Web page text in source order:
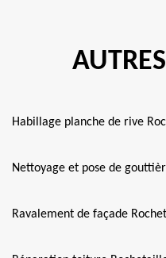
Habillage planche de rive
Nettoyage et pose de
Ravalement de façade